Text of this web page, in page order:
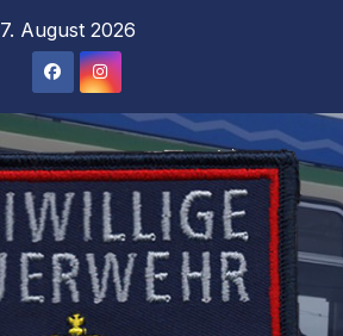
7. August 2026